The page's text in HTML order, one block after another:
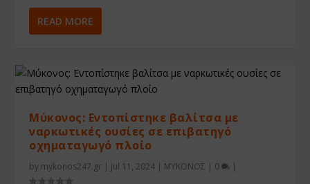
READ MORE
Μύκονος: Eντοπίστηκε βαλίτσα με
ναρκωτικές ουσίες σε επιβατηγό
οχηματαγωγό πλοίο
by mykonos247.gr | Jul 11, 2024 | ΜΥΚΟΝΟΣ | 0 |